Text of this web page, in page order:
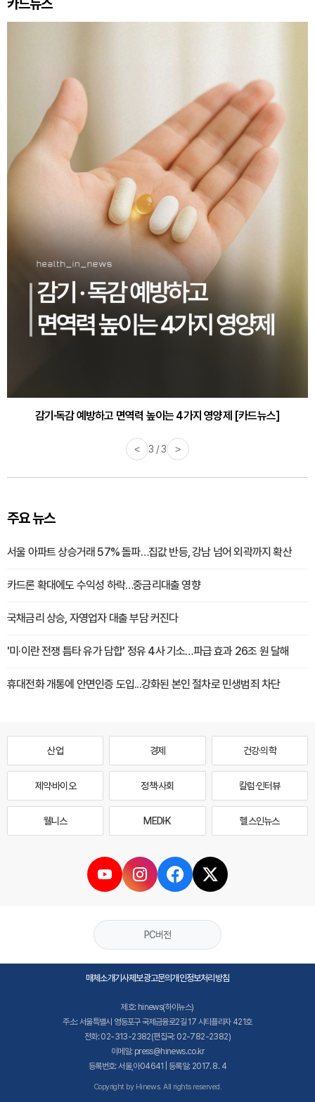
카드뉴스
감기·독감 예방하고 면역력 높이는 4가지 영양제 [카드뉴스]
< 3 / 3 >
주요 뉴스
서울 아파트 상승거래 57% 돌파…집값 반등, 강남 넘어 외곽까지 확산
카드론 확대에도 수익성 하락…중금리대출 영향
국채금리 상승, 자영업자 대출 부담 커진다
'미·이란 전쟁 틈타 유가 담합' 정유 4사 기소…파급 효과 26조 원 달해
휴대전화 개통에 안면인증 도입...강화된 본인 절차로 민생범죄 차단
산업 경제 건강·의학
제약·바이오 정책·사회 칼럼·인터뷰
웰니스 MEDI·K 헬스인뉴스
PC버전
매체소개기사제보광고문의개인정보처리방침
제호: hinews(하이뉴스)
주소: 서울특별시 영등포구 국제금융로2길 17 시티플라자 421호
전화: 02-313-2382(편집국: 02-782-2382)
이메일: press@hinews.co.kr
등록번호: 서울,아04641 | 등록일: 2017. 8. 4
Copyright by Hinews. All rights reserved.